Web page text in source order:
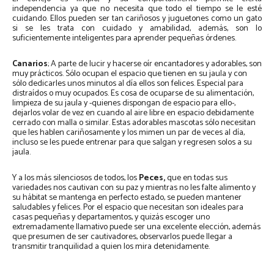
independencia ya que no necesita que todo el tiempo se le esté
cuidando. Ellos pueden ser tan cariñosos y juguetones como un gato
si se les trata con cuidado y amabilidad, además, son lo
suficientemente inteligentes para aprender pequeñas órdenes.
Canarios; A parte de lucir y hacerse oír encantadores y adorables, son
muy prácticos. Sólo ocupan el espacio que tienen en su jaula y con
sólo dedicarles unos minutos al día ellos son felices. Especial para
distraídos o muy ocupados. Es cosa de ocuparse de su alimentación,
limpieza de su jaula y -quienes dispongan de espacio para ello-,
dejarlos volar de vez en cuando al aire libre en espacio debidamente
cerrado con malla o similar. Estas adorables mascotas sólo necesitan
que les hablen cariñosamente y los mimen un par de veces al día,
incluso se les puede entrenar para que salgan y regresen solos a su
jaula.
Y a los más silenciosos de todos, losPeces,que en todas sus
variedades nos cautivan con su paz y mientras no les falte alimento y
su hábitat se mantenga en perfecto estado, se pueden mantener
saludables y felices. Por el espacio que necesitan son ideales para
casas pequeñas y departamentos, y quizás escoger uno
extremadamente llamativo puede ser una excelente elección, además
que presumen de ser cautivadores, observarlos puede llegar a
transmitir tranquilidad a quien los mira detenidamente.